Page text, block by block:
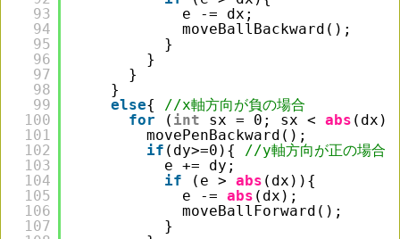
93
94
95
96
97
98
99
100
101
102
103
104
105
106
107
e -= dx;
moveBallBackward();
}
}
}
}
else{
//x軸方向が負の場合
for
( int sx = 0; sx < abs
movePenBackward();
if (dy>=0){
//y軸方向が正の場合
e += dy;
if
(e > abs (dx)){
e -= abs (dx);
moveBallForward();
}